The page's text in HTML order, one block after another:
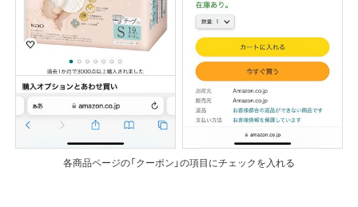
各商品ページの「クーポン」の項目にチェックを入れる